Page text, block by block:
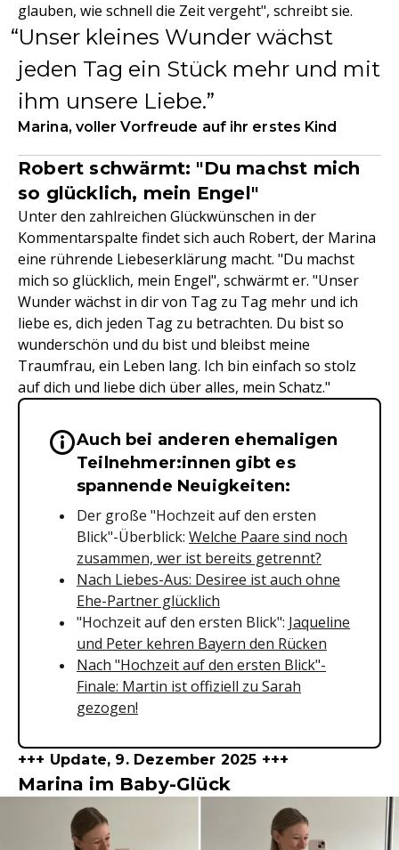
glauben, wie schnell die Zeit vergeht", schreibt sie.
Unser kleines Wunder wächst
jeden Tag ein Stück mehr und mit
ihm unsere Liebe.
Marina, voller Vorfreude auf ihr erstes Kind
Robert schwärmt: "Du machst mich
so glücklich, mein Engel"
Unter den zahlreichen Glückwünschen in der
Kommentarspalte findet sich auch Robert, der Marina
eine rührende Liebeserklärung macht. "Du machst
mich so glücklich, mein Engel", schwärmt er. "Unser
Wunder wächst in dir von Tag zu Tag mehr und ich
liebe es, dich jeden Tag zu betrachten. Du bist so
wunderschön und du bist und bleibst meine
Traumfrau, ein Leben lang. Ich bin einfach so stolz
auf dich und liebe dich über alles, mein Schatz."
Wichtige Hinweise &
Auch bei anderen ehemaligen
Teilnehmer:innen gibt es
spannende Neuigkeiten:
Der große "Hochzeit auf den ersten
Blick"-Überblick: Welche Paare sind noch
zusammen, wer ist bereits getrennt?
Nach Liebes-Aus: Desiree ist auch ohne
Ehe-Partner glücklich
"Hochzeit auf den ersten Blick": Jaqueline
und Peter kehren Bayern den Rücken
Nach "Hochzeit auf den ersten Blick"-
Finale: Martin ist offiziell zu Sarah
gezogen!
+++ Update, 9. Dezember 2025 +++
Marina im Baby-Glück